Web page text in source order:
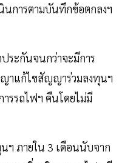
การตามบันทึกข้อตกลงฯ
ระกันจนกว่าจะมีการ
าแก้ไขสัญญาร่วมลงทุนฯ
รรถไฟฯ คืนโดยไม่มี
ฯ ภายใน 3 เดือนนับจาก